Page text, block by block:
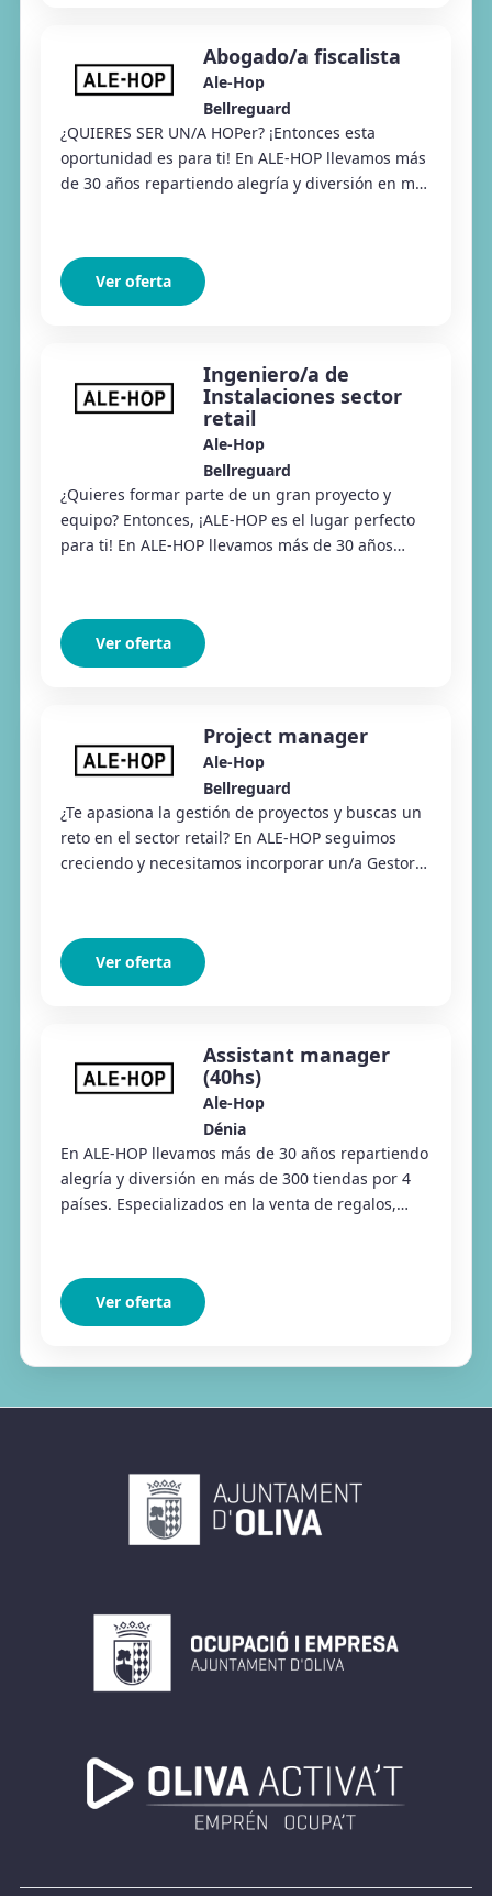
Abogado/a fiscalista
Ale-Hop
Bellreguard
¿QUIERES SER UN/A HOPer? ¡Entonces esta
oportunidad es para ti! En ALE-HOP llevamos más
de 30 años repartiendo alegría y diversión en más
Ver oferta
Ingeniero/a de
Instalaciones sector
retail
Ale-Hop
Bellreguard
¿Quieres formar parte de un gran proyecto y
equipo? Entonces, ¡ALE-HOP es el lugar perfecto
para ti! En ALE-HOP llevamos más de 30 años
Ver oferta
Project manager
Ale-Hop
Bellreguard
¿Te apasiona la gestión de proyectos y buscas un
reto en el sector retail? En ALE-HOP seguimos
creciendo y necesitamos incorporar un/a Gestor/a
Ver oferta
Assistant manager
(40hs)
Ale-Hop
Dénia
En ALE-HOP llevamos más de 30 años repartiendo
alegría y diversión en más de 300 tiendas por 4
países. Especializados en la venta de regalos,
Ver oferta